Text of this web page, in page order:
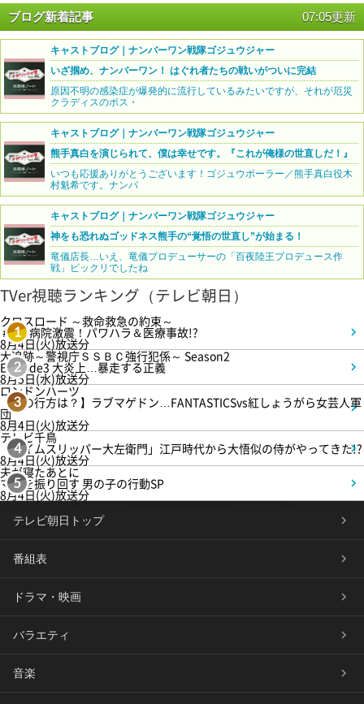
ブログ新着記事 07:05更新
キャストブログ｜ナンバーワン戦隊ゴジュウジャー
いざ掴め、ナンバーワン！ はぐれ者たちの戦いがついに完結
原因不明の感染症が爆発的に流行しているみたいですが、それが厄災
クラディスのボス・
キャストブログ｜ナンバーワン戦隊ゴジュウジャー
熊手真白を演じられて、僕は幸せです。『これが俺様の世直しだ！』
いつも応援ありがとうございます！ゴジュウポーラー／熊手真白役木
村魁希です。ナンバ
キャストブログ｜ナンバーワン戦隊ゴジュウジャー
神をも恐れぬゴッドネス熊手の“覚悟の世直し”が始まる！
竜儀店長…いえ、竜儀プロデューサーの「百夜陸王プロデュース作
戦」ビックリでしたね
TVer視聴ランキング（テレビ朝日）
1
クロスロード ～救命救急の約束～
＃5 病院激震！パワハラ＆医療事故!?
8月4日(火)放送分
2
大追跡～警視庁ＳＳＢＣ強行犯係～ Season2
Episode3 大炎上…暴走する正義
8月5日(水)放送分
3
ロンドンハーツ
【恋の行方は？】ラブマゲドン…FANTASTICSvs紅しょうがら女芸人軍
団
8月4日(火)放送分
4
テレビ千鳥
「タイムスリッパー大左衛門」江戸時代から大悟似の侍がやってきた!?
8月4日(火)放送分
5
夫が寝たあとに
ママを振り回す 男の子の行動SP
8月4日(火)放送分
テレビ朝日トップ
番組表
ドラマ・映画
バラエティ
音楽